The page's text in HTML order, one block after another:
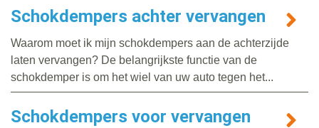
Schokdempers achter vervangen
Waarom moet ik mijn schokdempers aan de achterzijde
laten vervangen? De belangrijkste functie van de
schokdemper is om het wiel van uw auto tegen het...
Schokdempers voor vervangen